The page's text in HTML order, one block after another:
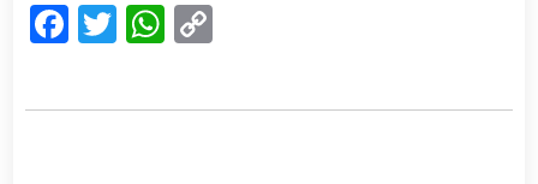
Facebook
TwitterWhatsApp